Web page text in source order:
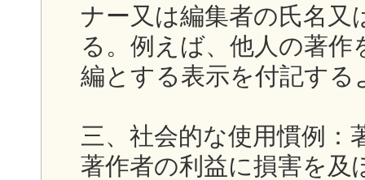
ナー又は編集者の氏名
る。例えば、他人の著
編とする表示を付記す
三、社会的な使用慣例：
著作者の利益に損害を